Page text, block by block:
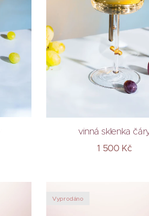
vinná sklenka
1 500 Kč
Vyprodáno